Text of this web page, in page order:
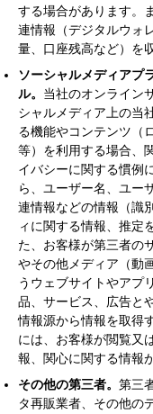
する場合があります。
連情報（デジタルウォ
量、口座残高など）を
ソーシャルメディアプ
ル。 当社のオンライン
シャルメディア上の当
る機能やコンテンツ（
等）を利用する場合、
イバシーに関する慣例
ら、ユーザー名、ユー
連情報などの情報（識
ィに関する情報、推定
た、お客様が第三者の
やその他メディア（動
うウェブサイトやアプ
品、サービス、広告と
情報源から情報を取得
には、お客様が閲覧又
報、関心に関する情報
その他の第三者。 第三
タ再販業者、その他の